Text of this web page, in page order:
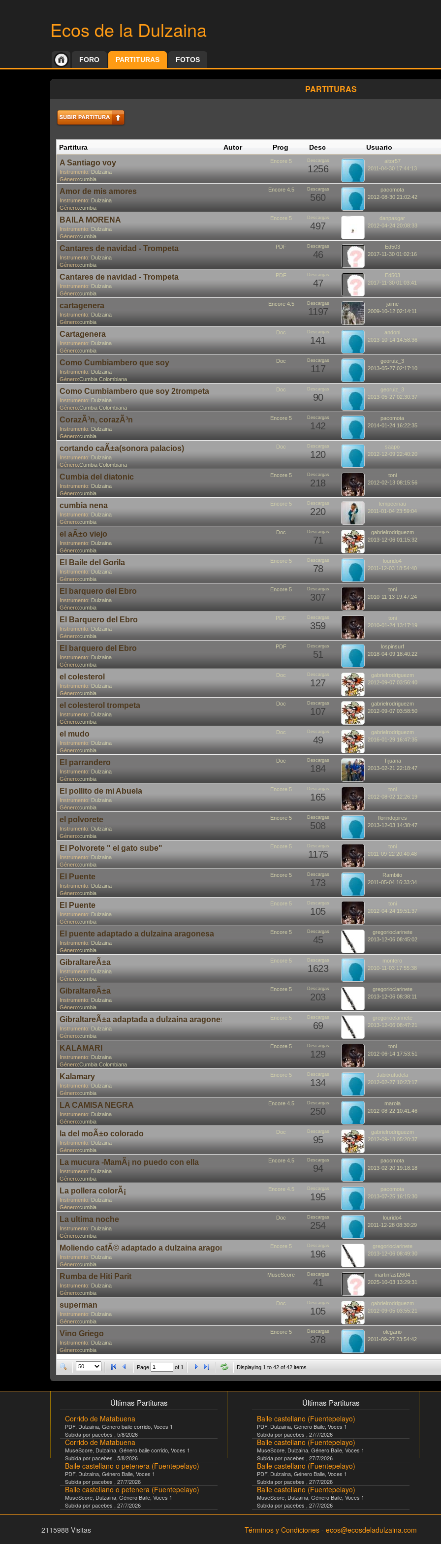
Ecos de la Dulzaina
FORO PARTITURAS FOTOS
PARTITURAS
Partitura Autor Prog Desc Usuario
A Santiago voy
Instrumento: Dulzaina
Género:cumbia
Encore 5 Descargas
1256
aitor57
2011-04-30 17:44:13
Amor de mis amores
Instrumento: Dulzaina
Género:cumbia
Encore 4.5 Descargas
560
pacomota
2012-08-30 21:02:42
BAILA MORENA
Instrumento: Dulzaina
Género:cumbia
Encore 5 Descargas
497
danpasgar
2012-04-24 20:08:33
Cantares de navidad - Trompeta
Instrumento: Dulzaina
Género:cumbia
PDF Descargas
46
Ed503
2017-11-30 01:02:16
Cantares de navidad - Trompeta
Instrumento: Dulzaina
Género:cumbia
PDF Descargas
47
Ed503
2017-11-30 01:03:41
cartagenera
Instrumento: Dulzaina
Género:cumbia
Encore 4.5 Descargas
1197
jaime
2009-10-12 02:14:11
Cartagenera
Instrumento: Dulzaina
Género:cumbia
Doc Descargas
141
andoni
2013-10-14 14:58:36
Como Cumbiambero que soy
Instrumento: Dulzaina
Género:Cumbia Colombiana
Doc Descargas
117
georuiz_3
2013-05-27 02:17:10
Como Cumbiambero que soy 2trompeta
Instrumento: Dulzaina
Género:Cumbia Colombiana
Doc Descargas
90
georuiz_3
2013-05-27 02:30:37
CorazÃ³n, corazÃ³n
Instrumento: Dulzaina
Género:cumbia
Encore 5 Descargas
142
pacomota
2014-01-24 16:22:35
cortando caÃ±a(sonora palacios)
Instrumento: Dulzaina
Género:Cumbia Colombiana
Doc Descargas
120
saapo
2012-12-09 22:40:20
Cumbia del diatonic
Instrumento: Dulzaina
Género:cumbia
Encore 5 Descargas
218
toni
2012-02-13 08:15:56
cumbia nena
Instrumento: Dulzaina
Género:cumbia
Encore 5 Descargas
220
lempecinau
2011-01-04 23:59:04
el aÃ±o viejo
Instrumento: Dulzaina
Género:cumbia
Doc Descargas
71
gabrielrodriguezm
2013-12-06 01:15:32
El Baile del Gorila
Instrumento: Dulzaina
Género:cumbia
Encore 5 Descargas
78
lourido4
2011-12-03 18:54:40
El barquero del Ebro
Instrumento: Dulzaina
Género:cumbia
Encore 5 Descargas
307
toni
2010-11-13 19:47:24
El Barquero del Ebro
Instrumento: Dulzaina
Género:cumbia
PDF Descargas
359
toni
2010-01-24 13:17:19
El barquero del Ebro
Instrumento: Dulzaina
Género:cumbia
PDF Descargas
51
lospinsurf
2018-04-09 18:40:22
el colesterol
Instrumento: Dulzaina
Género:cumbia
Doc Descargas
127
gabrielrodriguezm
2012-09-07 03:56:40
el colesterol trompeta
Instrumento: Dulzaina
Género:cumbia
Doc Descargas
107
gabrielrodriguezm
2012-09-07 03:58:50
el mudo
Instrumento: Dulzaina
Género:cumbia
Doc Descargas
49
gabrielrodriguezm
2016-01-29 16:47:35
El parrandero
Instrumento: Dulzaina
Género:cumbia
Doc Descargas
184
Tijuana
2013-02-21 22:18:47
El pollito de mi Abuela
Instrumento: Dulzaina
Género:cumbia
Encore 5 Descargas
165
toni
2012-08-02 12:26:19
el polvorete
Instrumento: Dulzaina
Género:cumbia
Encore 5 Descargas
508
florindopires
2013-12-03 14:38:47
El Polvorete " el gato sube"
Instrumento: Dulzaina
Género:cumbia
Encore 5 Descargas
1175
toni
2011-09-22 20:40:48
El Puente
Instrumento: Dulzaina
Género:cumbia
Encore 5 Descargas
173
Rambito
2011-05-04 16:33:34
El Puente
Instrumento: Dulzaina
Género:cumbia
Encore 5 Descargas
105
toni
2012-04-24 19:51:37
El puente adaptado a dulzaina aragonesa
Instrumento: Dulzaina
Género:cumbia
Encore 5 Descargas
45
gregorioclarinete
2013-12-06 08:45:02
GibraltareÃ±a
Instrumento: Dulzaina
Género:cumbia
Encore 5 Descargas
1623
montero
2010-11-03 17:55:38
GibraltareÃ±a
Instrumento: Dulzaina
Género:cumbia
Encore 5 Descargas
203
gregorioclarinete
2013-12-06 08:38:11
GibraltareÃ±a adaptada a dulzaina aragonesa
Instrumento: Dulzaina
Género:cumbia
Encore 5 Descargas
69
gregorioclarinete
2013-12-06 08:47:21
KALAMARI
Instrumento: Dulzaina
Género:Cumbia Colombiana
Encore 5 Descargas
129
toni
2012-06-14 17:53:51
Kalamary
Instrumento: Dulzaina
Género:cumbia
Encore 5 Descargas
134
Jabitxutudela
2012-02-27 10:23:17
LA CAMISA NEGRA
Instrumento: Dulzaina
Género:cumbia
Encore 4.5 Descargas
250
marola
2012-08-22 10:41:46
la del moÃ±o colorado
Instrumento: Dulzaina
Género:cumbia
Doc Descargas
95
gabrielrodriguezm
2012-09-18 05:20:37
La mucura -MamÃ¡ no puedo con ella
Instrumento: Dulzaina
Género:cumbia
Encore 4.5 Descargas
94
pacomota
2013-02-20 19:18:18
La pollera colorÃ¡
Instrumento: Dulzaina
Género:cumbia
Encore 4.5 Descargas
195
pacomota
2013-07-25 16:15:30
La ultima noche
Instrumento: Dulzaina
Género:cumbia
Doc Descargas
254
lourido4
2011-12-28 08:30:29
Moliendo cafÃ© adaptado a dulzaina aragonesa
Instrumento: Dulzaina
Género:cumbia
Encore 5 Descargas
196
gregorioclarinete
2013-12-06 08:49:30
Rumba de Hiti Parit
Instrumento: Dulzaina
Género:cumbia
MuseScore Descargas
41
martinfast2604
2025-10-03 13:29:31
superman
Instrumento: Dulzaina
Género:cumbia
Doc Descargas
105
gabrielrodriguezm
2012-09-05 03:55:21
Vino Griego
Instrumento: Dulzaina
Género:cumbia
Encore 5 Descargas
378
olegario
2011-09-27 23:54:42
Page of 1 Displaying 1 to 42 of 42 items
Últimas Partituras
Corrido de Matabuena
PDF, Dulzaina , Génerobaile corrido , Voces 1
Subida porpacebes 5/8/2026
Corrido de Matabuena
MuseScore Dulzaina , Génerobaile corrido , Voces 1
Subida porpacebes 5/8/2026
Baile castellano o petenera (Fuentepelayo)
PDF, Dulzaina , Género Baile , Voces 1
Subida porpacebes 27/7/2026
Baile castellano o petenera (Fuentepelayo)
MuseScore Dulzaina , Género Baile , Voces 1
Subida porpacebes 27/7/2026
Últimas Partituras
Baile castellano (Fuentepelayo)
PDF, Dulzaina , Género Baile , Voces 1
Subida porpacebes 27/7/2026
Baile castellano (Fuentepelayo)
MuseScore Dulzaina , Género Baile , Voces 1
Subida porpacebes 27/7/2026
Baile castellano (Fuentepelayo)
PDF, Dulzaina , Género Baile , Voces 1
Subida porpacebes 27/7/2026
Baile castellano (Fuentepelayo)
MuseScore Dulzaina , Género Baile , Voces 1
Subida porpacebes 27/7/2026
2115988 Visitas Términos y Condiciones- ecos@ecosdeladulzaina.com